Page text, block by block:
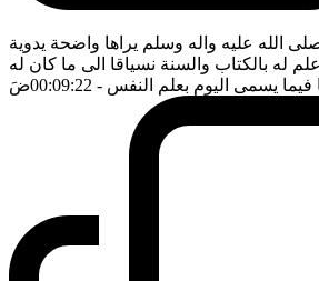
الله عليه واله وسلم يراها واضحة يدوية
له بالكتاب والسنة نسياقا الى ما كان له
فيما يسمى اليوم بعلم النفس - 00:09:22 ضَ